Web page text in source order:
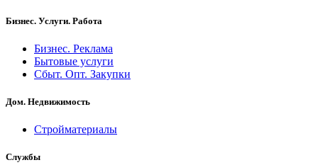
Бизнес. Услуги. Работа
Бизнес. Реклама
Бытовые услуги
Сбыт. Опт. Закупки
Дом. Недвижимость
Стройматериалы
Службы